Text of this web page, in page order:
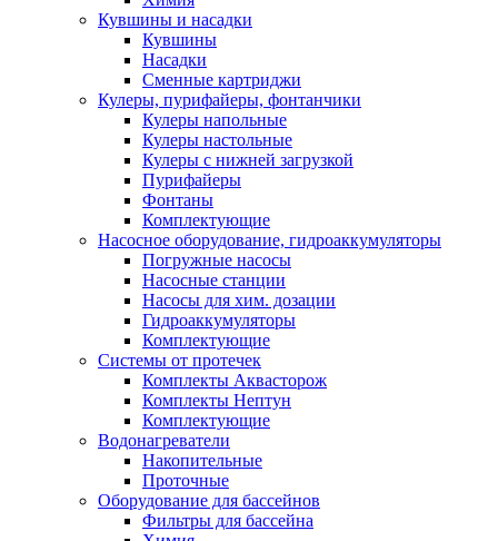
Кувшины и насадки
Кувшины
Насадки
Сменные картриджи
Кулеры, пурифайеры, фонтанчики
Кулеры напольные
Кулеры настольные
Кулеры с нижней загрузкой
Пурифайеры
Фонтаны
Комплектующие
Насосное оборудование, гидроаккумуляторы
Погружные насосы
Насосные станции
Насосы для хим. дозации
Гидроаккумуляторы
Комплектующие
Системы от протечек
Комплекты Аквасторож
Комплекты Нептун
Комплектующие
Водонагреватели
Накопительные
Проточные
Оборудование для бассейнов
Фильтры для бассейна